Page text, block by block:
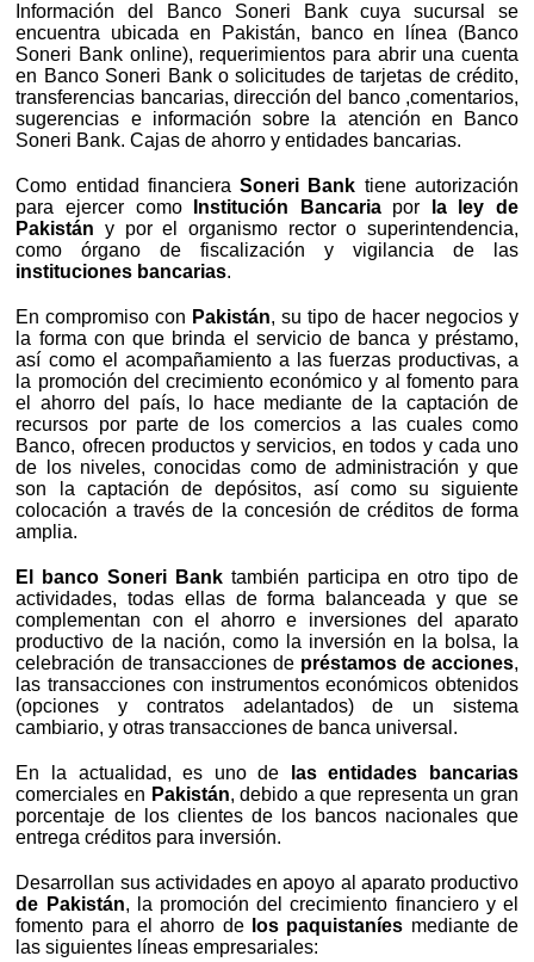
Información del Banco Soneri Bank cuya sucursal se
encuentra ubicada en Pakistán, banco en línea (Banco
Soneri Bank online), requerimientos para abrir una cuenta
en Banco Soneri Bank o solicitudes de tarjetas de crédito,
transferencias bancarias, dirección del banco ,comentarios,
sugerencias e información sobre la atención en Banco
Soneri Bank. Cajas de ahorro y entidades bancarias.
Como entidad financieraSoneri Bank tiene autorización
para ejercer como
Institución Bancariapor
la ley de
Pakistán y por el organismo rector o superintendencia,
como órgano de fiscalización y vigilancia de las
instituciones bancarias.
En compromiso con Pakistán, su tipo de hacer negocios y
la forma con que brinda el servicio de banca y préstamo,
así como el acompañamiento a las fuerzas productivas, a
la promoción del crecimiento económico y al fomento para
el ahorro del país, lo hace mediante de la captación de
recursos por parte de los comercios a las cuales como
Banco, ofrecen productos y servicios, en todos y cada uno
de los niveles, conocidas como de administración y que
son la captación de depósitos, así como su siguiente
colocación a través de la concesión de créditos de forma
amplia.
El banco Soneri Banktambién participa en otro tipo de
actividades, todas ellas de forma balanceada y que se
complementan con el ahorro e inversiones del aparato
productivo de la nación, como la inversión en la bolsa, la
celebración de transacciones de préstamos de acciones,
las transacciones con instrumentos económicos obtenidos
(opciones y contratos adelantados) de un sistema
cambiario, y otras transacciones de banca universal.
En la actualidad, es uno de
las entidades bancarias
comerciales en Pakistán, debido a que representa un gran
porcentaje de los clientes de los bancos nacionales que
entrega créditos para inversión.
Desarrollan sus actividades en apoyo al aparato productivo
de Pakistán, la promoción del crecimiento financiero y el
fomento para el ahorro de los paquistaníes mediante de
las siguientes líneas empresariales: